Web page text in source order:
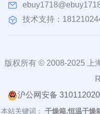
技术支持：
版权所有 © 2008-2025 上
沪公网安备
本站关键词： 干燥箱,恒温干燥